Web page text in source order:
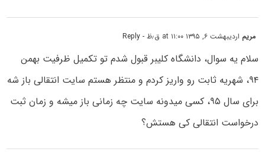
مریم اردیبهشت ۶, ۱۳۹۵ at ۱۱:۰۰ ق٫ظ - Reply
سلام یه سوال، دانشگاه کلیبر قبول شدم تو تکمیل ظرفیت بهمن
۹۴، شهریه ثابت رو واریز کردم و منتظر هستم سایت انتقالی باز شه
برای سال ۹۵، کسی میدونه سایت چه زمانی باز میشه و زمان ثبت
درخواست انتقالی کی هستش؟